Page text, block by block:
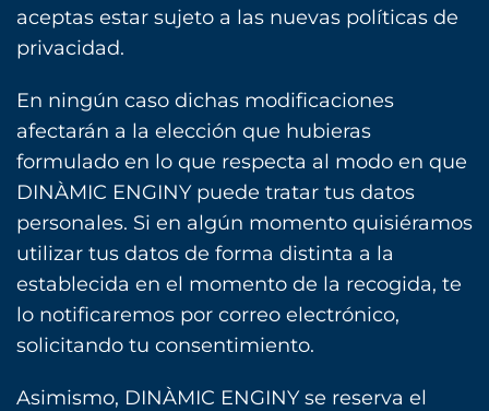
aceptas estar sujeto a las nuevas políticas de
privacidad.
En ningún caso dichas modificaciones
afectarán a la elección que hubieras
formulado en lo que respecta al modo en que
DINÀMIC ENGINY puede tratar tus datos
personales. Si en algún momento quisiéramos
utilizar tus datos de forma distinta a la
establecida en el momento de la recogida, te
lo notificaremos por correo electrónico,
solicitando tu consentimiento.
Asimismo, DINÀMIC ENGINY se reserva el